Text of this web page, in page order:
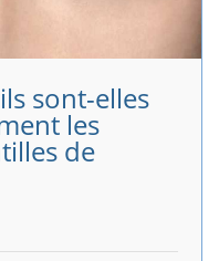
sont-elles
les
de